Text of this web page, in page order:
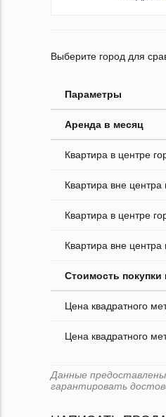
Выберите город для
Параметры
Аренда в месяц
Квартира в центре
Квартира вне центра
Квартира в центре
Квартира вне центра
Стоимость
Цена квадратного
Цена квадратного
Данные предоставлены
гарантировать